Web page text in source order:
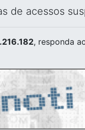
de acessos
, responda